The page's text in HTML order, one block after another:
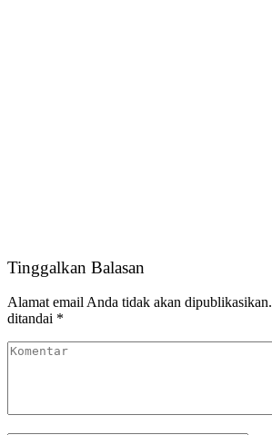
Tinggalkan Balasan
Alamat email Anda tidak akan dipublikasikan.
ditandai *